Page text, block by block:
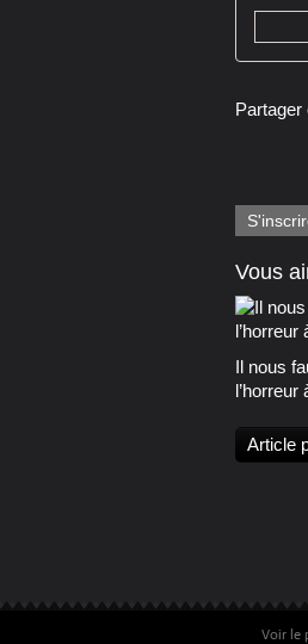
Partager
Vous
Il nous
l’horreur
Article
Voir le